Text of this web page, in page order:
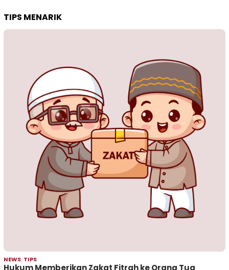
TIPS MENARIK
NEWS, TIPS
Hukum Memberikan Zakat Fitrah ke Orang Tua